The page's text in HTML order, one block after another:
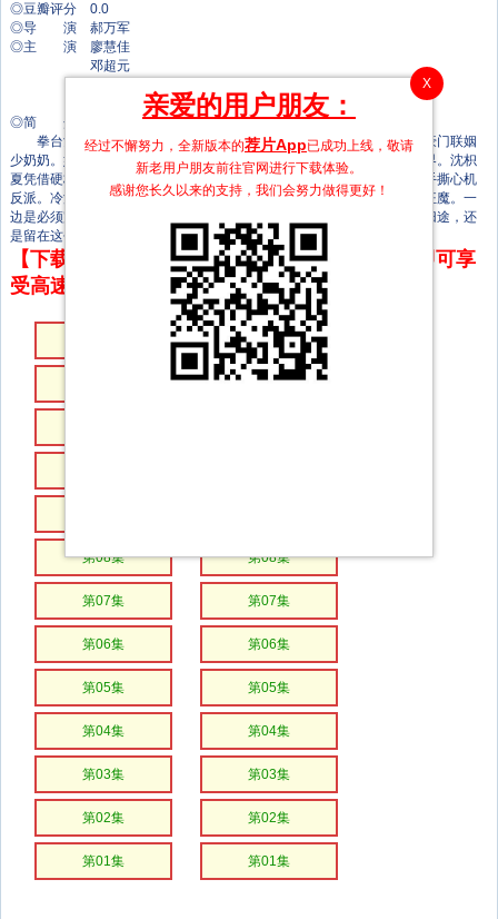
◎豆瓣评分 0.0
◎导 演 郝万军
◎主 演 廖慧佳
邓超元
◎简 介
拳台女王沈枳夏遭暗算濒死，意外魂穿平行时空，成为受尽欺凌的豪门联姻
少奶奶。她被绑定神秘规则：唯有替原主了结恩怨，才能重返原本的世界。沈枳
夏凭借硬核拳技与凌厉气场，在豪门宅斗中强势逆袭，硬刚刻薄家人，手撕心机
反派。冷漠总裁丈夫陆景珩被她的飒爽锋芒吸引，从冷眼旁观化身护妻狂魔。一
边是必须完成的复仇使命，一边是渐生情愫的现世羁绊，她最终会选择归途，还
是留在这个充满爱恨纠葛的新世界？
【下载地址】本站专属下载器：点击下方链接 即可享
受高速下载和在线播放 专治迅雷无法下载
第17集
第15集
第08集 第08集
第07集 第07集
第06集 第06集
第05集 第05集
第04集 第04集
第03集 第03集
第02集 第02集
第01集 第01集
X
亲爱的用户朋友：
经过不懈努力，全新版本的荐片App已成功上线，敬请
新老用户朋友前往官网进行下载体验。
感谢您长久以来的支持，我们会努力做得更好！